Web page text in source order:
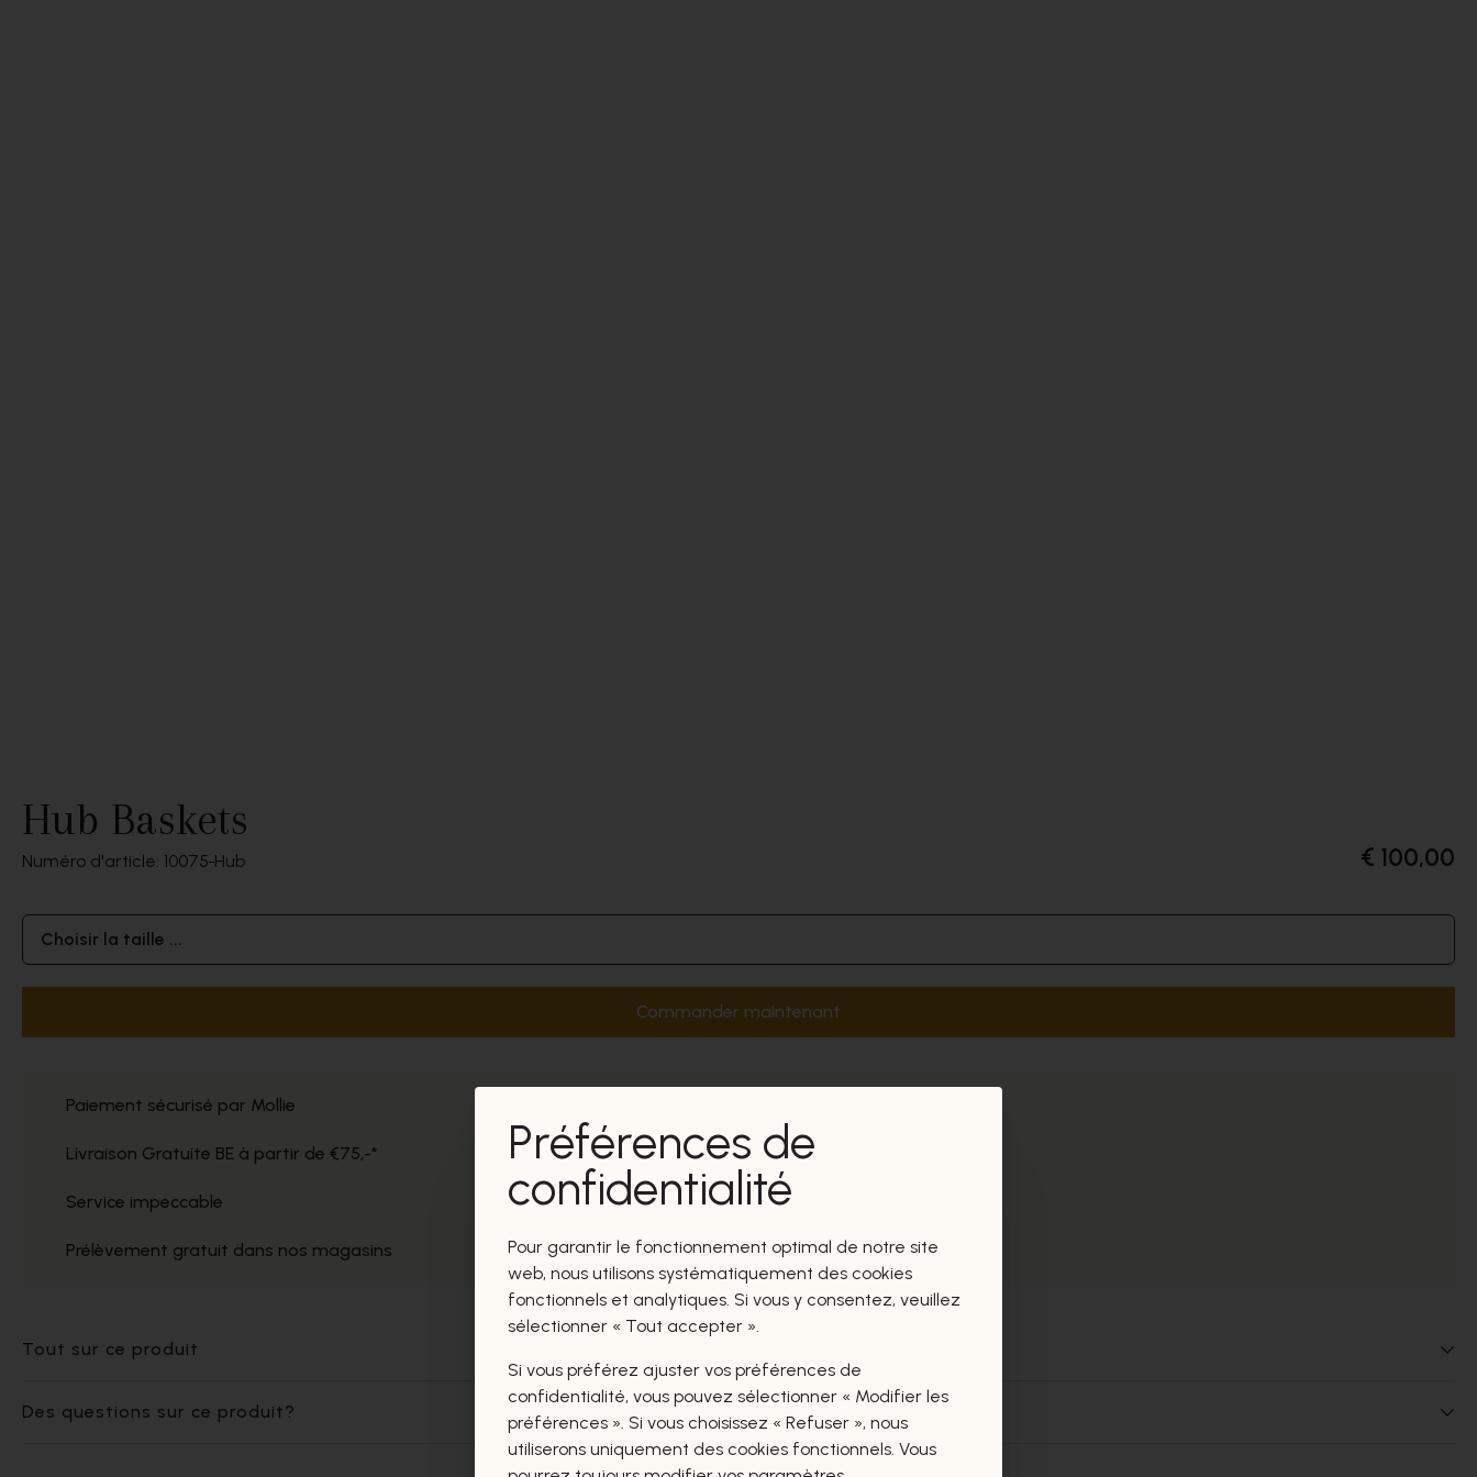
Hub Baskets
Numéro d'article: 10075 Hub € 100,00
Choisir la taille ...
Commander maintenant
Paiement sécurisé par Mollie
Livraison Gratuite BE à partir de €75,-*
Service impeccable
Prélèvement gratuit dans nos magasins
Tout sur ce produit
Des questions sur ce produit?
Préférences de
confidentialité
Pour garantir le fonctionnement optimal de notre site
web, nous utilisons systématiquement des cookies
fonctionnels et analytiques. Si vous y consentez, veuillez
sélectionner « Tout accepter ».
Si vous préférez ajuster vos préférences de
confidentialité, vous pouvez sélectionner « Modifier les
préférences ». Si vous choisissez « Refuser », nous
utiliserons uniquement des cookies fonctionnels. Vous